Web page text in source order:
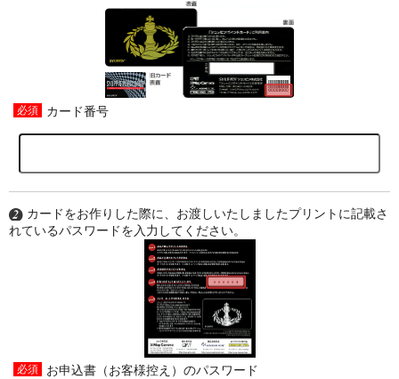
カード番号
カードをお作りした際に、お渡しいたしましたプリントに記載さ
れているパスワードを入力してください。
お申込書（お客様控え）のパスワード